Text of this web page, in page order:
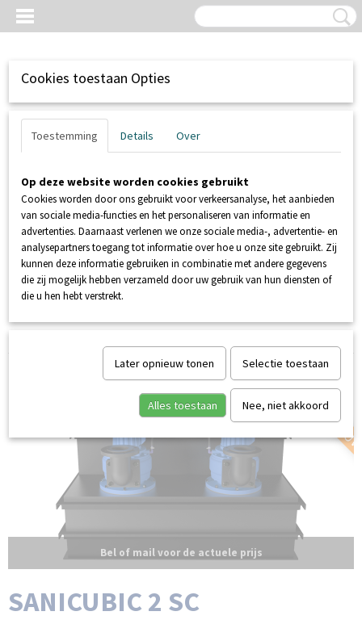
Inloggen Registreren
UW WINKELWAGEN
Bel of mail voor de actuele prijs
NIEUW NIEUW
SANICUBIC 2 SC
Cookies toestaan Opties
Toestemming Details Over
Op deze website worden cookies gebruikt
Cookies worden door ons gebruikt voor verkeersanalyse, het aanbieden
van sociale media-functies en het personaliseren van informatie en
advertenties. Daarnaast verlenen we onze sociale media-, advertentie- en
analysepartners toegang tot informatie over hoe u onze site gebruikt. Zij
kunnen deze informatie gebruiken in combinatie met andere gegevens
die zij mogelijk hebben verzameld door uw gebruik van hun diensten of
die u hen hebt verstrekt.
Later opnieuw tonen Selectie toestaan
Alles toestaan Nee, niet akkoord